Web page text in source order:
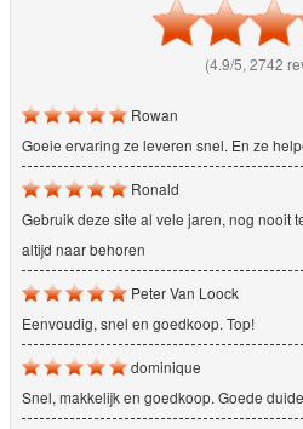
(4.9/5, 2742
Rowan
Goeie ervaring ze leveren snel. En ze
Ronald
Gebruik deze site al vele jaren, nog nooit
altijd naar behoren
Peter Van Loock
Eenvoudig, snel en goedkoop. Top!
dominique
Snel, makkelijk en goedkoop. Goede